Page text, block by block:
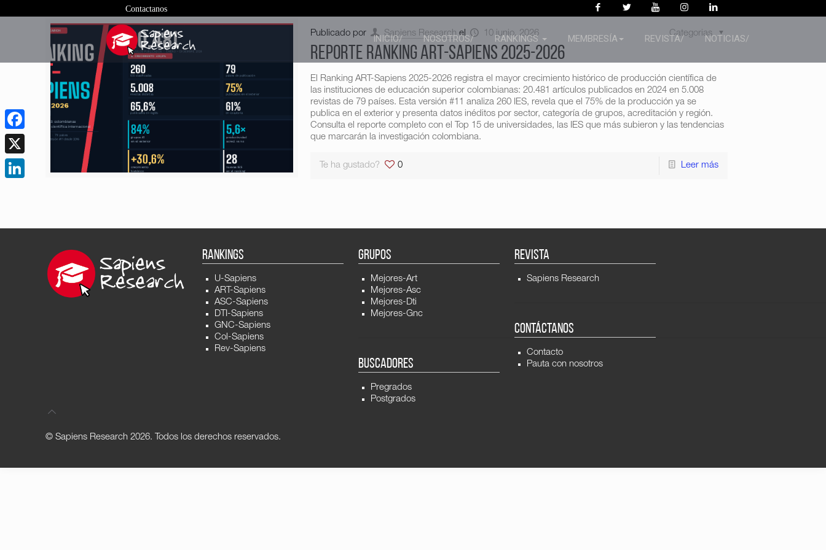
Contactanos
INICIO/ NOSOTROS/ RANKINGS MEMBRESÍA REVISTA/ NOTICIAS/
Publicado por Sapiens Research el 10 junio, 2026 Categorias
Reporte Ranking ART-Sapiens 2025-2026
El Ranking ART-Sapiens 2025-2026 registra el mayor crecimiento histórico de producción científica de
las instituciones de educación superior colombianas: 20.481 artículos publicados en 2024 en 5.008
revistas de 79 países. Esta versión #11 analiza 260 IES, revela que el 75% de la producción ya se
publica en el exterior y presenta datos inéditos por sector, categoría de grupos, acreditación y región.
Consulta el reporte completo con el Top 15 de universidades, las IES que más subieron y las tendencias
que marcarán la investigación colombiana.
Te ha gustado? 0 Leer más
RANKINGS
U-Sapiens
ART-Sapiens
ASC-Sapiens
DTI-Sapiens
GNC-Sapiens
Col-Sapiens
Rev-Sapiens
GRUPOS
Mejores-Art
Mejores-Asc
Mejores-Dti
Mejores-Gnc
BUSCADORES
Pregrados
Postgrados
REVISTA
Sapiens Research
CONTÁCTANOS
Contacto
Pauta con nosotros
© Sapiens Research2026. Todos los derechos reservados.
Facebook
X